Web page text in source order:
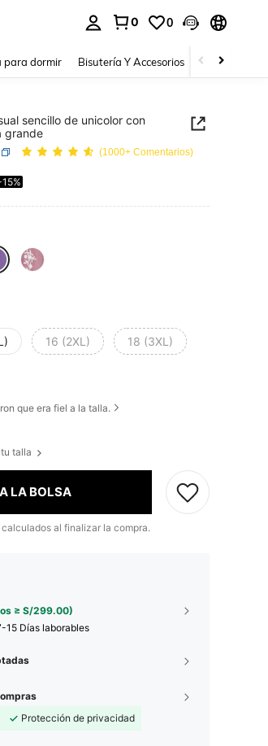
0 0
para dormir Bisutería Y Accesorios Zapatos
sencillo de unicolor con
grande
(1000+ Comentarios)
16 (2XL) 18 (3XL)
que era fiel a la talla.
talla
LA BOLSA
calculados al finalizar la compra.
≥ S/299.00)
15 Días laborables
Protección de privacidad